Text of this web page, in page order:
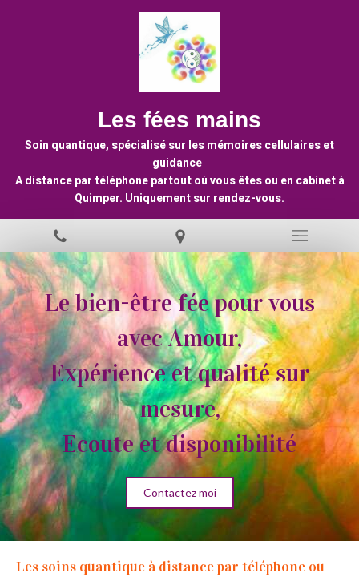
Les fées mains
Soin quantique, spécialisé sur les mémoires cellulaires et
guidance
A distance par téléphone partout où vous êtes ou en cabinet à
Quimper. Uniquement sur rendez-vous.
Le bien-être fée pour vous
avec Amour,
Expérience et qualité sur
mesure,
Ecoute et disponibilité
Contactez moi
Les soins quantique à distance par téléphone ou